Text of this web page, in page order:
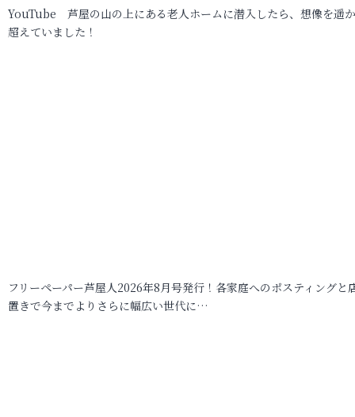
YouTube 芦屋の山の上にある老人ホームに潜入したら、想像を遥
超えていました！
フリーペーパー芦屋人2026年8月号発行！各家庭へのポスティングと
置きで今までよりさらに幅広い世代に…